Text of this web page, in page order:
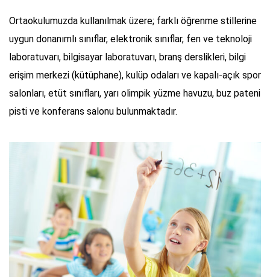
Ortaokulumuzda kullanılmak üzere; farklı öğrenme stillerine
uygun donanımlı sınıflar, elektronik sınıflar, fen ve teknoloji
laboratuvarı, bilgisayar laboratuvarı, branş derslikleri, bilgi
erişim merkezi (kütüphane), kulüp odaları ve kapalı-açık spor
salonları, etüt sınıfları, yarı olimpik yüzme havuzu, buz pateni
pisti ve konferans salonu bulunmaktadır.